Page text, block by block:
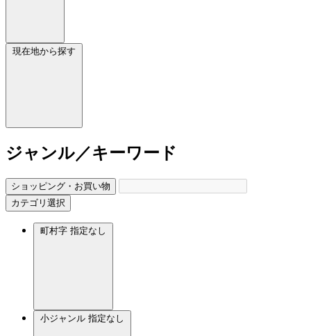
現在地から探す
ジャンル／キーワード
ショッピング・お買い物
カテゴリ選択
町村字 指定なし
小ジャンル 指定なし